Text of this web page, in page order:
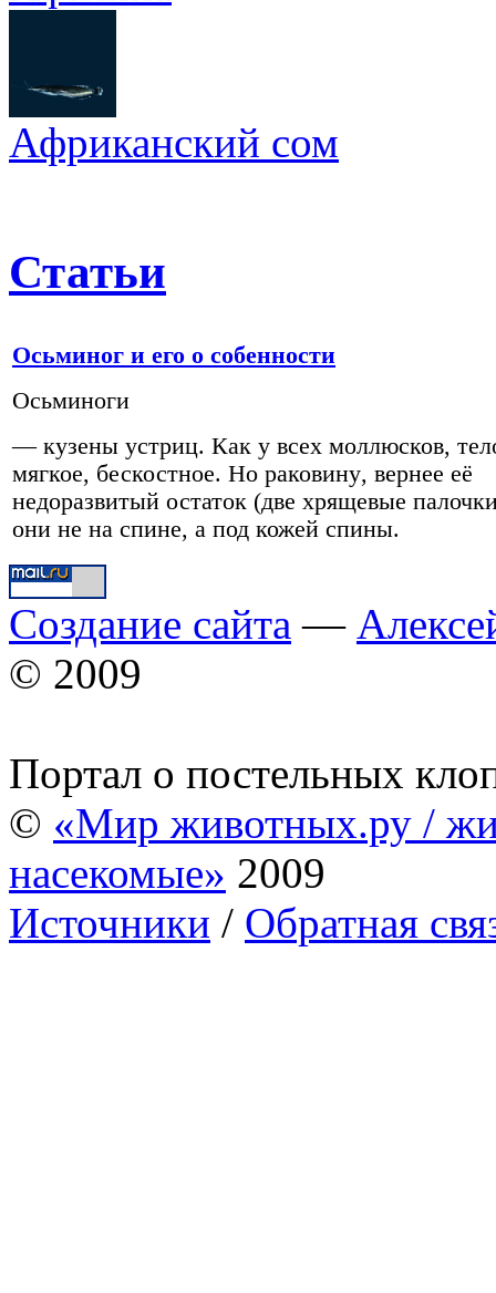
Африканский сом
Статьи
Осьминог и его о собенности
Осьминоги
— кузены устриц. Как у всех моллюсков,
мягкое, бескостное. Но раковину, вернее её
недоразвитый остаток (две хрящевые
они не на спине, а под кожей спины.
Создание сайта —
© 2009
Портал о постельных
© «Мир животных.ру /
насекомые» 2009
Источники / Обратная